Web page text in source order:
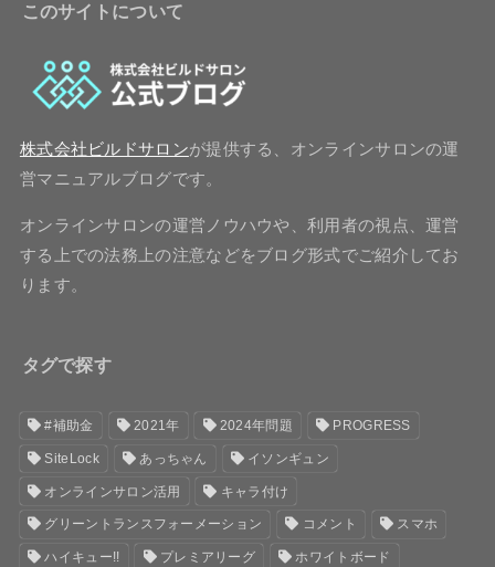
このサイトについて
株式会社ビルドサロンが提供する、オンラインサロンの運
営マニュアルブログです。
オンラインサロンの運営ノウハウや、利用者の視点、運営
する上での法務上の注意などをブログ形式でご紹介してお
ります。
タグで探す
#補助金 2021年 2024年問題 PROGRESS
SiteLock あっちゃん イソンギュン
オンラインサロン活用 キャラ付け
グリーントランスフォーメーション コメント スマホ
ハイキュー!! プレミアリーグ ホワイトボード